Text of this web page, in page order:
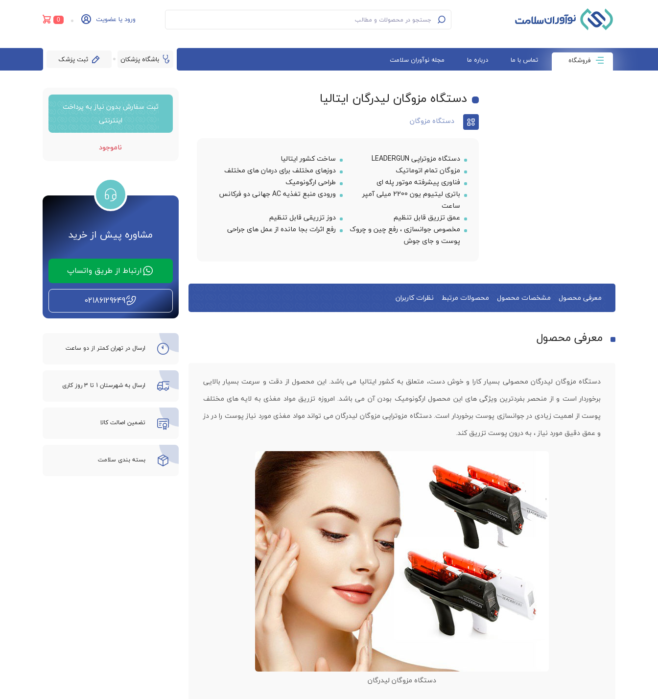
ورود یا عضویت 0
فروشگاه تماس با ما درباره ما مجله نوآوران سلامت باشگاه پزشکان ثبت پزشک
دستگاه مزوگان لیدرگان ایتالیا
دستگاه مزوگان
دستگاه مزوتراپی LEADERGUN
ساخت کشور ایتالیا
مزوگان تمام اتوماتیک
دوزهای مختلف برای درمان های مختلف
فناوری پیشرفته موتور پله ای
طراحی ارگونومیک
باتری لیتیوم یون 2200 میلی آمپر
ساعت
ورودی منبع تغذیه AC جهانی دو فرکانس
عمق تزریق قابل تنظیم
دوز تزریقی قابل تنظیم
مخصوص جوانسازی ، رفع چین و چروک
پوست و جای جوش
رفع اثرات بجا مانده از عمل های جراحی
معرفی محصول مشخصات محصول محصولات مرتبط نظرات کاربران
معرفی محصول
دستگاه مزوگان لیدرگان محصولی بسیار کارا و خوش دست، متعلق به کشور ایتالیا می باشد. این محصول از دقت و سرعت بسیار بالایی
برخوردار است و از منحصر بفردترین ویژگی های این محصول ارگونومیک بودن آن می باشد. امروزه تزریق مواد مغذی به لایه های مختلف
پوست از اهمیت زیادی در جوانسازی پوست برخوردار است. دستگاه مزوتراپی مزوگان لیدرگان می تواند مواد مغذی مورد نیاز پوست را در دز
و عمق دقیق مورد نیاز ، به درون پوست تزریق کند.
دستگاه مزوگان لیدرگان
ثبت سفارش بدون نیاز به پرداخت
اینترنتی
ناموجود
مشاوره پیش از خرید
ارتباط از طریق واتساپ
02186129649
ارسال در تهران کمتر از دو ساعت
ارسال به شهرستان 1 تا 3 روز کاری
تضمین اصالت کالا
بسته بندی سلامت